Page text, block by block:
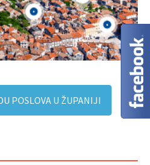
POSLOVA U ŽUPANIJI